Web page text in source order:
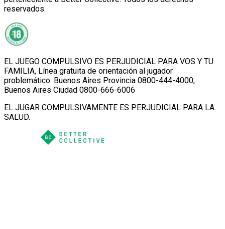
reservados.
EL JUEGO COMPULSIVO ES PERJUDICIAL PARA VOS Y TU
FAMILIA, Línea gratuita de orientación al jugador
problemático: Buenos Aires Provincia 0800-444-4000,
Buenos Aires Ciudad 0800-666-6006
EL JUGAR COMPULSIVAMENTE ES PERJUDICIAL PARA LA
SALUD.